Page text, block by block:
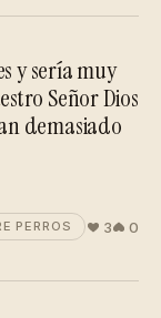
y sería muy
Señor Dios
demasiado
PERROS 3 0